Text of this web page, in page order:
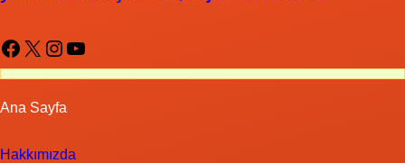
Facebook X Instagram YouTube
Ana Sayfa
Hakkımızda